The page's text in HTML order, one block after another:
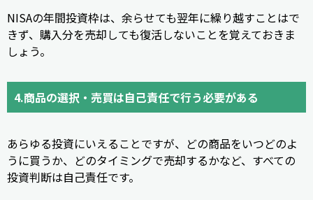
NISAの年間投資枠は、余らせても翌年に繰り越すことはで
きず、購入分を売却しても復活しないことを覚えておきま
しょう。
4.商品の選択・売買は自己責任で行う必要がある
あらゆる投資にいえることですが、どの商品をいつどのよ
うに買うか、どのタイミングで売却するかなど、すべての
投資判断は自己責任です。